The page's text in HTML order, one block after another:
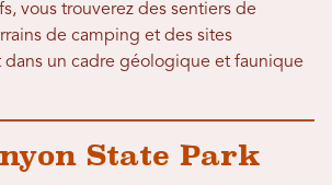
vous trouverez des sentiers de
de camping et des sites
un cadre géologique et faunique
State Park